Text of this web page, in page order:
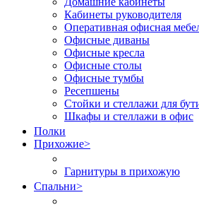
Кабинеты руководителя
Оперативная офисная
Офисные диваны
Офисные кресла
Офисные столы
Офисные тумбы
Ресепшены
Стойки и стеллажи для
Шкафы и стеллажи в офис
Полки
Прихожие>
Гарнитуры в прихожую
Спальни>